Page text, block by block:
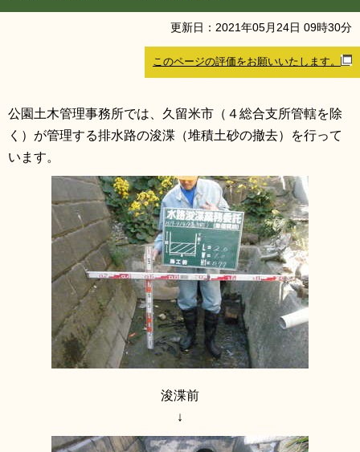
サイトマップ 組織から探す
プライバシーポリシー
サイトについて
閉じる
更新日： 2021年05月 24日 09時30分
このページの評価をお願いいたします。
公園土木管理事務所では、久留米市（４総合支所管轄を除
く）が管理する排水路の浚渫（堆積土砂の撤去）を行って
います。
浚渫前
↓